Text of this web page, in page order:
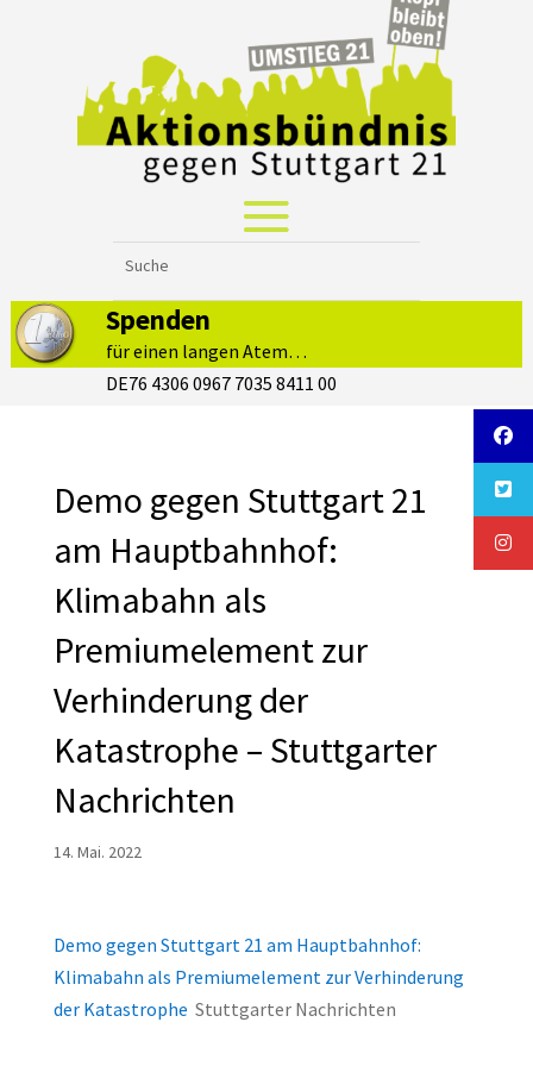
Spenden
für einen langen Atem…
DE76 4306 0967 7035 8411 00
Demo gegen Stuttgart 21
am Hauptbahnhof:
Klimabahn als
Premiumelement zur
Verhinderung der
Katastrophe – Stuttgarter
Nachrichten
14. Mai. 2022
Demo gegen Stuttgart 21 am Hauptbahnhof:
Klimabahn als Premiumelement zur Verhinderung
der Katastrophe Stuttgarter Nachrichten